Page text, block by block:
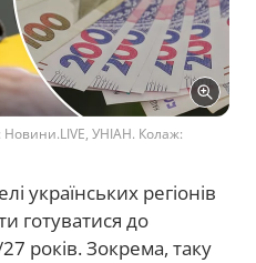
Новини.LIVE, УНІАН. Колаж:
українських регіонів
готуватися до
років. Зокрема, таку